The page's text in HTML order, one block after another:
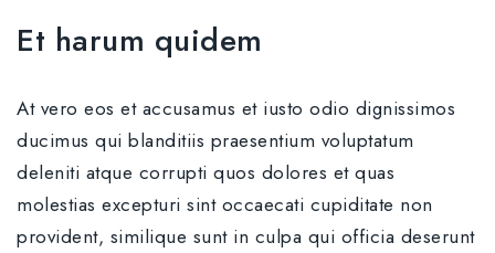
Et harum quidem
At vero eos et accusamus et iusto odio dignissimos
ducimus qui blanditiis praesentium voluptatum
deleniti atque corrupti quos dolores et quas
molestias excepturi sint occaecati cupiditate non
provident, similique sunt in culpa qui officia deserunt